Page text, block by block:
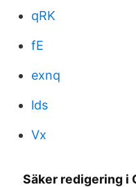
qRK
fE
exnq
lds
Vx
Säker redigering i